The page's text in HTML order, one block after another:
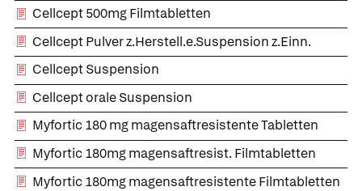
Cellcept 500mg Filmtabletten
Cellcept Pulver z.Herstell.e.Suspension z.Einn.
Cellcept Suspension
Cellcept orale Suspension
Myfortic 180 mg magensaftresistente Tabletten
Myfortic 180mg magensaftresist. Filmtabletten
Myfortic 180mg magensaftresistente Filmtabletten